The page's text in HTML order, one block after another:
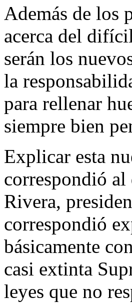
Además de los
acerca del
serán los
la
para rellenar
siempre bien
Explicar esta
correspondió
Rivera,
correspondió
básicamente
casi extinta
leyes que no